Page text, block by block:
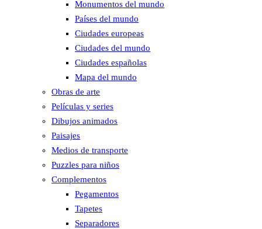
Monumentos del mundo
Países del mundo
Ciudades europeas
Ciudades del mundo
Ciudades españolas
Mapa del mundo
Obras de arte
Películas y series
Dibujos animados
Paisajes
Medios de transporte
Puzzles para niños
Complementos
Pegamentos
Tapetes
Separadores